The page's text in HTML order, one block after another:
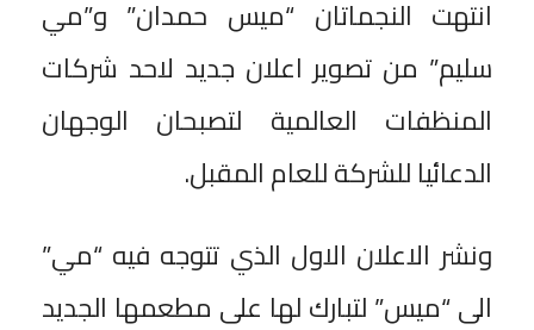
انتهت النجماتان “ميس حمدان” و”مي
سليم” من تصوير اعلان جديد لاحد شركات
المنظفات العالمية لتصبحان الوجهان
الدعائيا للشركة للعام المقبل.
ونشر الاعلان الاول الذي تتوجه فيه “مي”
الى “ميس” لتبارك لها على مطعمها الجديد